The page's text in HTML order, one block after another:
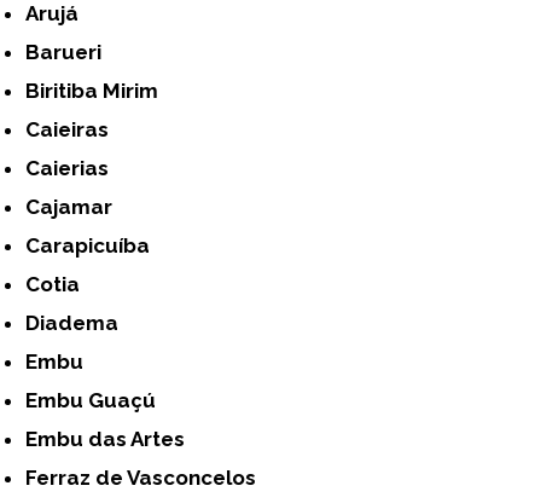
Arujá
Barueri
Biritiba Mirim
Caieiras
Caierias
Cajamar
Carapicuíba
Cotia
Diadema
Embu
Embu Guaçú
Embu das Artes
Ferraz de Vasconcelos